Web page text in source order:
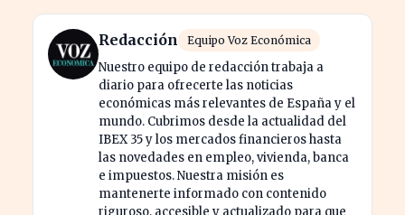
Redacción Equipo Voz Económica
Nuestro equipo de redacción trabaja a
diario para ofrecerte las noticias
económicas más relevantes de España y el
mundo. Cubrimos desde la actualidad del
IBEX 35 y los mercados financieros hasta
las novedades en empleo, vivienda, banca
e impuestos. Nuestra misión es
mantenerte informado con contenido
riguroso, accesible y actualizado para que